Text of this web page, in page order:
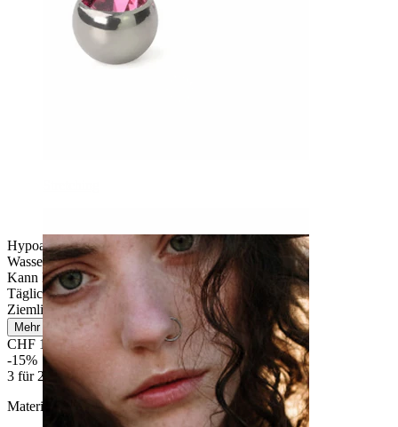
Hypoallergen
Wasserfest
Kann lebenslang halten
Tägliches Tragen
Ziemlich leicht
Mehr lesen
CHF 16.15CHF 19.00
-15%
3 für 2
Material: